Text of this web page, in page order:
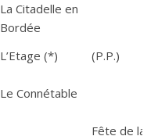
La Citadelle en
Bordée
L’Etage (*) (P.P.)
Le Connétable
Fête de la